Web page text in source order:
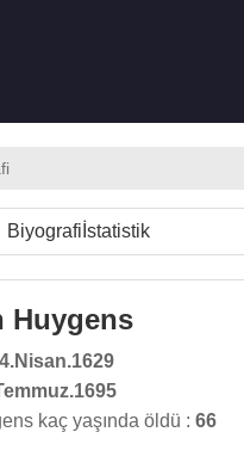
Biyografi İstatistik
Huygens
kaç yaşında öldü : 66